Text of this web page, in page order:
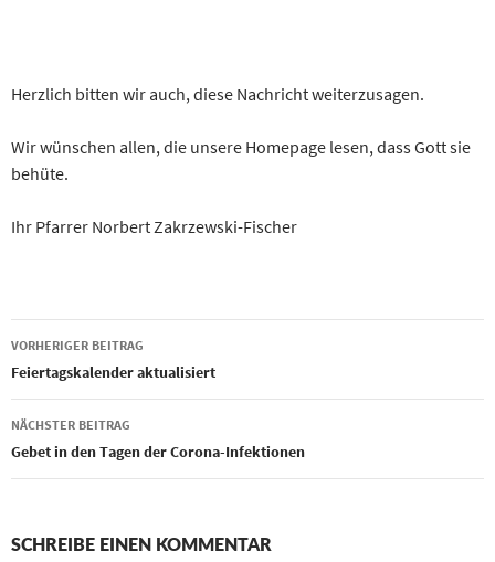
Herzlich bitten wir auch, diese Nachricht weiterzusagen.
Wir wünschen allen, die unsere Homepage lesen, dass Gott sie
behüte.
Ihr Pfarrer Norbert Zakrzewski-Fischer
Beitragsnavigation
VORHERIGER BEITRAG
Feiertagskalender aktualisiert
NÄCHSTER BEITRAG
Gebet in den Tagen der Corona-Infektionen
SCHREIBE EINEN KOMMENTAR